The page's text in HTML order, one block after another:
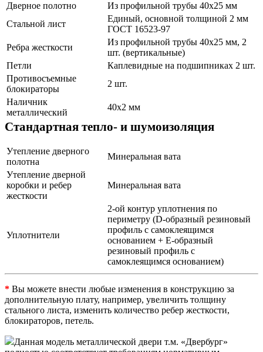
Дверное полотно
Из профильной трубы 40х25 мм
Стальной лист
Единый, основной толщиной 2 мм
ГОСТ 16523-97
Ребра жесткости
Из профильной трубы 40х25 мм, 2
шт. (вертикальные)
Петли
Каплевидные на подшипниках 2 шт.
Противосъемные
блокираторы
2 шт.
Наличник
металлический
40х2 мм
Стандартная тепло- и шумоизоляция
Утепление дверного
полотна
Минеральная вата
Утепление дверной
коробки и ребер
жесткости
Минеральная вата
Уплотнители
2-ой контур уплотнения по
периметру (D-образный резиновый
профиль с самоклеящимся
основанием + Е-образный
резиновый профиль с
самоклеящимся основанием)
* Вы можете внести любые изменения в конструкцию за
дополнительную плату, например, увеличить толщину
стального листа, изменить количество ребер жесткости,
блокираторов, петель.
Данная модель металлической двери т.м. «Двербург»